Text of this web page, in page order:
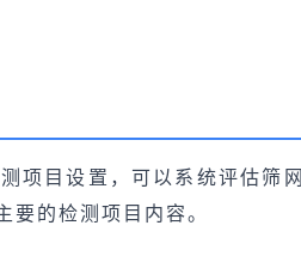
项目设置，可以系统评估筛
的检测项目内容。